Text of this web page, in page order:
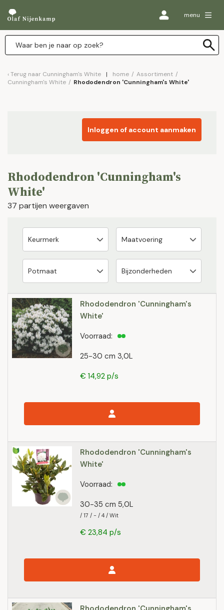
menu
Terug naar Cunningham's White home / Assortiment /
Cunningham's White / Rhododendron 'Cunningham's White'
Inloggen of account aanmaken
Rhododendron 'Cunningham's
White'
37 partijen weergaven
Rhododendron 'Cunningham's
White'
25-30 cm 3,0L
Voorraad:
€ 14,92 p/s
Rhododendron 'Cunningham's
White'
30-35 cm 5,0L
/ 17 / - / 4 / Wit
Voorraad:
€ 23,84 p/s